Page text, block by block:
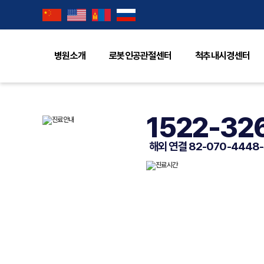
병원소개 로봇인공관절센터 척추내시경센터
아이디/비밀번호 찾기
1522-
해외 연결 82-070-